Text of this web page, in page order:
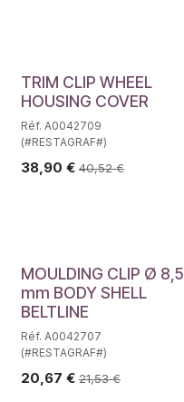
TRIM CLIP WHEEL
HOUSING COVER
Réf. A0042709
(#RESTAGRAF#)
38,90 € 40,52€
MOULDING CLIP Ø 8,5
mm BODY SHELL
BELTLINE
Réf. A0042707
(#RESTAGRAF#)
20,67 € 21,53€